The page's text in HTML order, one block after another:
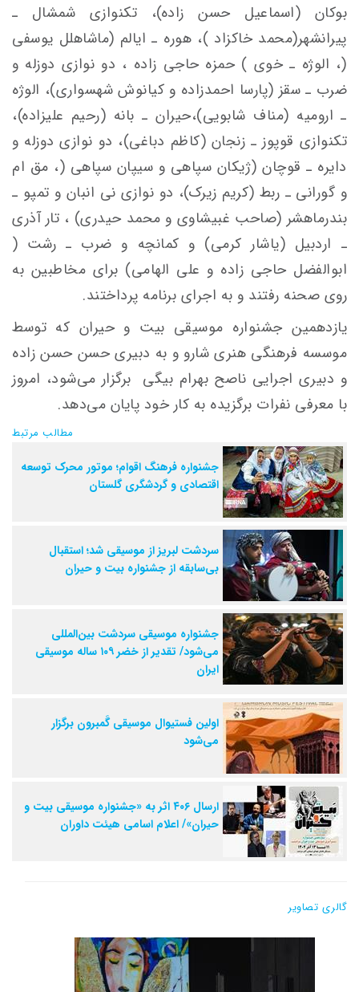
بوکان (اسماعیل حسن زاده)، تکنوازی شمشال ـ
پیرانشهر(محمد خاکزاد )، هوره ـ ایالم (ماشاهلل یوسفی
(، الوژه ـ خوی ) حمزه حاجی زاده ، دو نوازی دوزله و
ضرب ـ سقز (پارسا احمدزاده و کیانوش شهسواری)، الوژه
ـ ارومیه (مناف شابویی)،حیران ـ بانه (رحیم علیزاده)،
تکنوازی قوپوز ـ زنجان (کاظم دباغی)، دو نوازی دوزله و
دایره ـ قوچان (ژیکان سپاهی و سیپان سپاهی (، مق ام
و گورانی ـ ربط (کریم زیرک)، دو نوازی نی انبان و تمپو ـ
بندرماهشر (صاحب غبیشاوی و محمد حیدری) ، تار آذری
ـ اردبیل (یاشار کرمی) و کمانچه و ضرب ـ رشت (
ابوالفضل حاجی زاده و علی الهامی) برای مخاطبین به
روی صحنه رفتند و به اجرای برنامه پرداختند.
یازدهمین جشنواره موسیقی بیت و حیران که توسط
موسسه فرهنگی هنری شارو و به دبیری حسن حسن زاده
و دبیری اجرایی ناصح بهرام بیگی برگزار می‌شود، امروز
با معرفی نفرات برگزیده به کار خود پایان می‌دهد.
مطالب مرتبط
جشنواره فرهنگ اقوام؛ موتور محرک توسعه
اقتصادی و گردشگری گلستان
سردشت لبریز از موسیقی شد؛ استقبال
بی‌سابقه از جشنواره بیت و حیران
جشنواره موسیقی سردشت بین‌المللی
می‌شود/ تقدیر از خضر ۱۰۹ ساله موسیقی
ایران
اولین فستیوال موسیقی گَمبرون برگزار
می‌شود
ارسال ۴۰۶ اثر به «جشنواره موسیقی بیت و
حیران»/ اعلام اسامی هیئت داوران
گالری تصاویر